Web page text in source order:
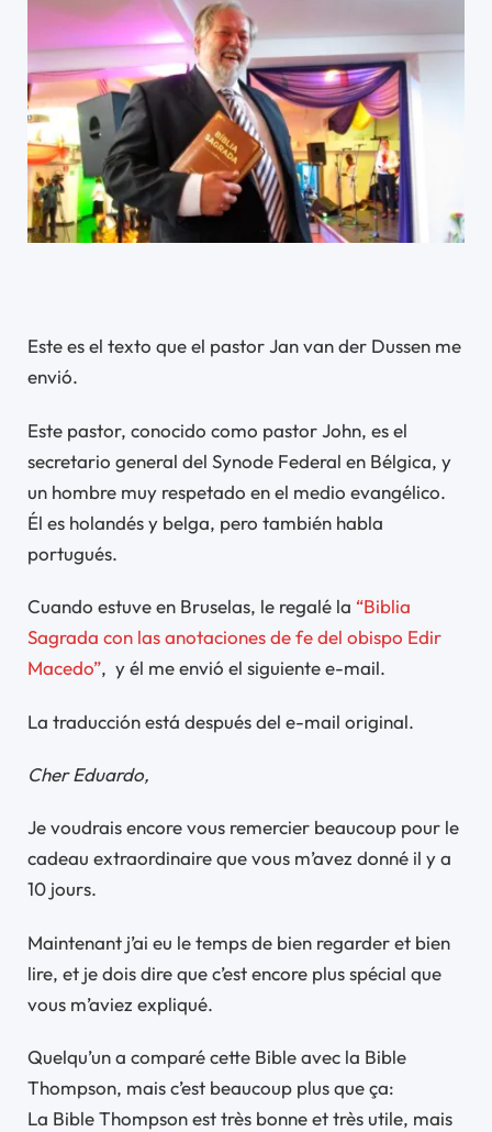
Este es el texto que el pastor Jan van der Dussen me
envió.
Este pastor, conocido como pastor John, es el
secretario general del Synode Federal en Bélgica, y
un hombre muy respetado en el medio evangélico.
Él es holandés y belga, pero también habla
portugués.
Cuando estuve en Bruselas, le regalé la “Biblia
Sagrada con las anotaciones de fe del obispo Edir
Macedo”, y él me envió el siguiente e-mail.
La traducción está después del e-mail original.
Cher Eduardo,
Je voudrais encore vous remercier beaucoup pour le
cadeau extraordinaire que vous m’avez donné il y a
10 jours.
Maintenant j’ai eu le temps de bien regarder et bien
lire, et je dois dire que c’est encore plus spécial que
vous m’aviez expliqué.
Quelqu’un a comparé cette Bible avec la Bible
Thompson, mais c’est beaucoup plus que ça:
La Bible Thompson est très bonne et très utile, mais